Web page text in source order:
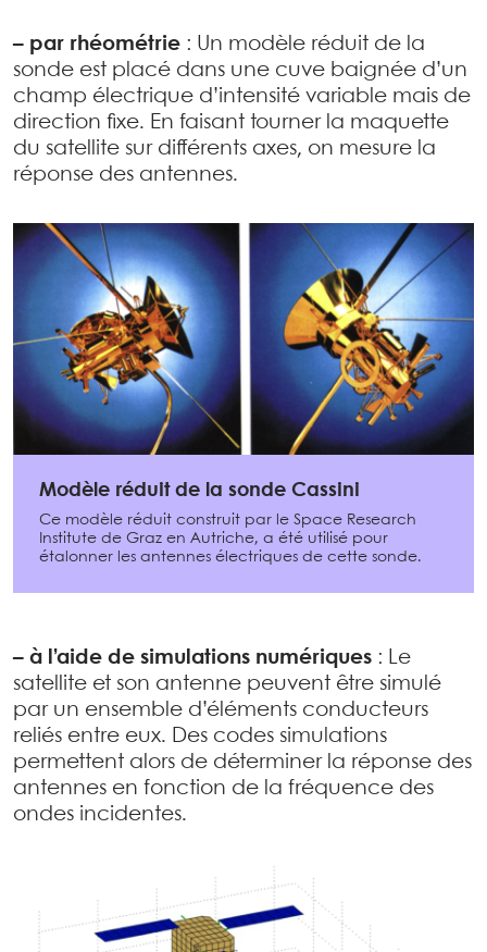
– par rhéométrie : Un modèle réduit de la
sonde est placé dans une cuve baignée d’un
champ électrique d’intensité variable mais de
direction fixe. En faisant tourner la maquette
du satellite sur différents axes, on mesure la
réponse des antennes.
Modèle réduit de la sonde Cassini
Ce modèle réduit construit par le Space Research
Institute de Graz en Autriche, a été utilisé pour
étalonner les antennes électriques de cette sonde.
– à l’aide de simulations numériques : Le
satellite et son antenne peuvent être simulé
par un ensemble d’éléments conducteurs
reliés entre eux. Des codes simulations
permettent alors de déterminer la réponse des
antennes en fonction de la fréquence des
ondes incidentes.